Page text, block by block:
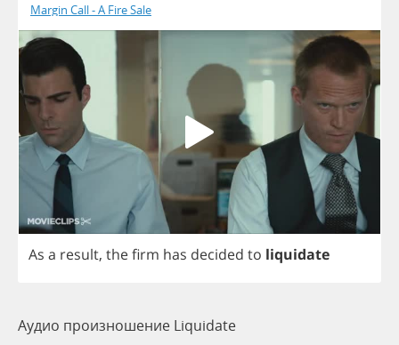
Margin Call - A Fire Sale
As a result, thefirm has decided to liquidate
Аудио произношение Liquidate